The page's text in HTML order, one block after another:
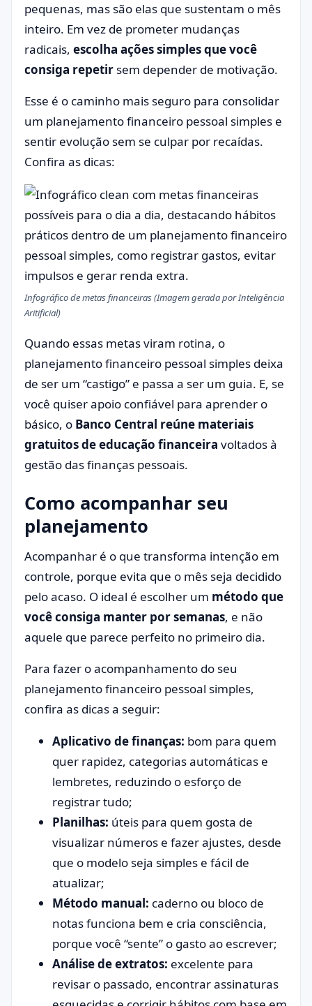
pequenas, mas são elas que sustentam o mês
inteiro. Em vez de prometer mudanças
radicais, escolha ações simples que você
consiga repetir sem depender de motivação.
Esse é o caminho mais seguro para consolidar
um planejamento financeiro pessoal simples e
sentir evolução sem se culpar por recaídas.
Confira as dicas:
Infográfico de metas financeiras (Imagem gerada por Inteligência
Aritificial)
Quando essas metas viram rotina, o
planejamento financeiro pessoal simples deixa
de ser um “castigo” e passa a ser um guia. E, se
você quiser apoio confiável para aprender o
básico, o Banco Central reúne materiais
gratuitos de educação financeira voltados à
gestão das finanças pessoais.
Como acompanhar seu
planejamento
Acompanhar é o que transforma intenção em
controle, porque evita que o mês seja decidido
pelo acaso. O ideal é escolher um método que
você consiga manter por semanas, e não
aquele que parece perfeito no primeiro dia.
Para fazer o acompanhamento do seu
planejamento financeiro pessoal simples,
confira as dicas a seguir:
Aplicativo de finanças: bom para quem
quer rapidez, categorias automáticas e
lembretes, reduzindo o esforço de
registrar tudo;
Planilhas: úteis para quem gosta de
visualizar números e fazer ajustes, desde
que o modelo seja simples e fácil de
atualizar;
Método manual: caderno ou bloco de
notas funciona bem e cria consciência,
porque você “sente” o gasto ao escrever;
Análise de extratos: excelente para
revisar o passado, encontrar assinaturas